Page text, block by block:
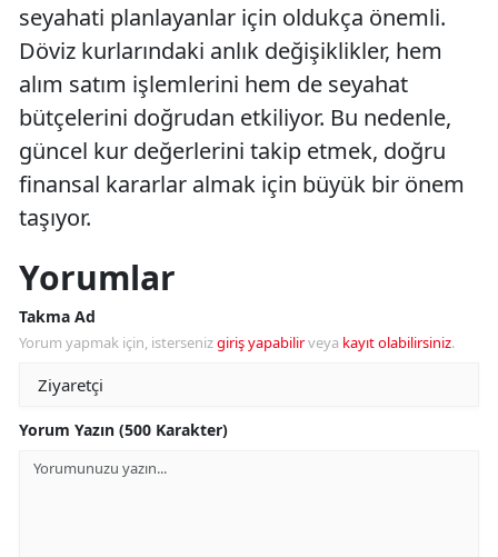
seyahati planlayanlar için oldukça önemli.
Döviz kurlarındaki anlık değişiklikler, hem
alım satım işlemlerini hem de seyahat
bütçelerini doğrudan etkiliyor. Bu nedenle,
güncel kur değerlerini takip etmek, doğru
finansal kararlar almak için büyük bir önem
taşıyor.
Yorumlar
Takma Ad
Yorum yapmak için, istersenizgiriş yapabilirveya kayıt olabilirsiniz.
Yorum Yazın (500 Karakter)